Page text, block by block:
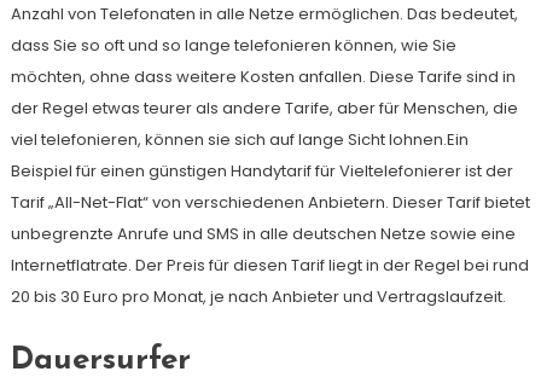
Anzahl von Telefonaten in alle Netze ermöglichen. Das bedeutet,
dass Sie so oft und so lange telefonieren können, wie Sie
möchten, ohne dass weitere Kosten anfallen. Diese Tarife sind in
der Regel etwas teurer als andere Tarife, aber für Menschen, die
viel telefonieren, können sie sich auf lange Sicht lohnen.Ein
Beispiel für einen günstigen Handytarif für Vieltelefonierer ist der
Tarif „All-Net-Flat“ von verschiedenen Anbietern. Dieser Tarif bietet
unbegrenzte Anrufe und SMS in alle deutschen Netze sowie eine
Internetflatrate. Der Preis für diesen Tarif liegt in der Regel bei rund
20 bis 30 Euro pro Monat, je nach Anbieter und Vertragslaufzeit.
Dauersurfer